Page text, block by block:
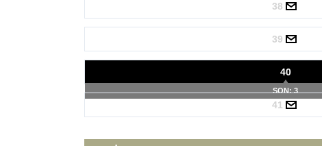
38
39
40
SON: 3
41